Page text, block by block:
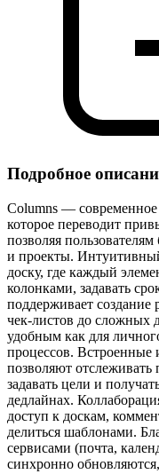
Подробное
Columns —
которое переводит
позволяя
и проекты.
доску, где каждый
колонками, задавать
поддерживает создание
чек‑листов до сложных
удобным как для
процессов. Встроенные
позволяют отслеживать
задавать цели и
дедлайнах.
доступ к доскам,
делиться шаблонами.
сервисами (почта,
синхронно